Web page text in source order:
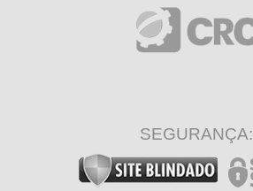
SEGURANÇA: